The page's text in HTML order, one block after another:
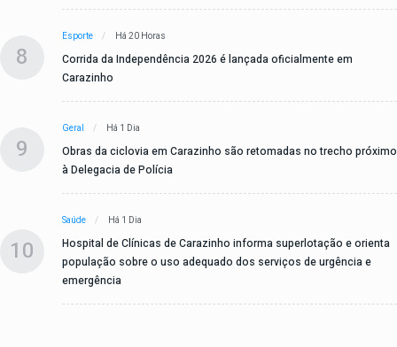
8
Esporte Há 20 Horas
Corrida da Independência 2026 é lançada oficialmente em
Carazinho
9
Geral Há 1 Dia
Obras da ciclovia em Carazinho são retomadas no trecho próximo
à Delegacia de Polícia
10
Saúde Há 1 Dia
Hospital de Clínicas de Carazinho informa superlotação e orienta
população sobre o uso adequado dos serviços de urgência e
emergência